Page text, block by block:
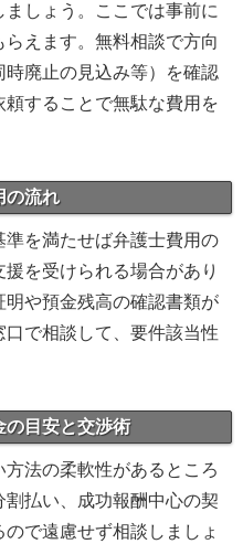
しょう。ここでは事前に
えます。無料相談で方向
廃止の見込み等）を確認
することで無駄な費用を
の流れ
を満たせば弁護士費用の
を受けられる場合があり
明や預金残高の確認書類が
で相談して、要件該当性
の目安と交渉術
法の柔軟性があるところ
払い、成功報酬中心の契
で遠慮せず相談しましょ